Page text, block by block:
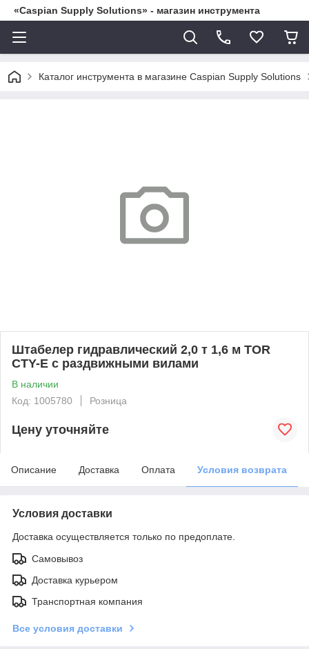
«Caspian Supply Solutions» - магазин инструмента
Каталог инструмента в магазине Caspian Supply Solutions
Штабелер гидравлический 2,0 т 1,6 м TOR
CTY-E с раздвижными вилами
В наличии
Код: 1005780
Розница
Цену уточняйте
Описание Доставка Оплата Условия возврата
Условия доставки
Доставка осуществляется только по предоплате.
Самовывоз
Доставка курьером
Транспортная компания
Все условия доставки